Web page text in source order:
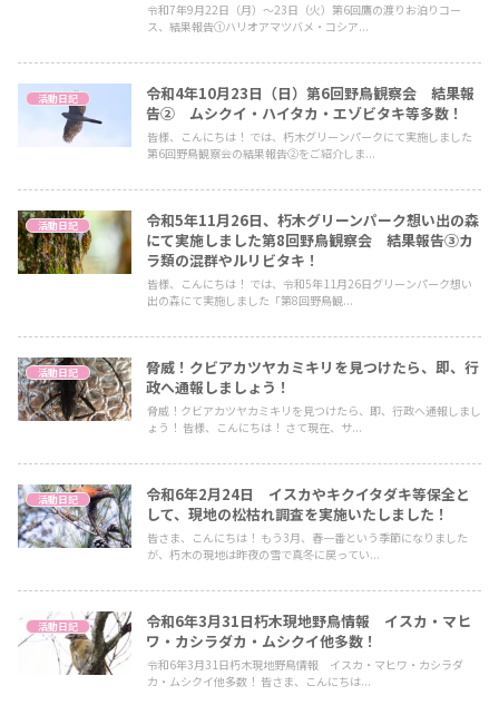
令和7年9月22日（月）～23日（火）第6回鷹の渡りお泊りコー
ス、結果報告①ハリオアマツバメ・コシア...
活動日記
令和4年10月23日（日）第6回野鳥観察会 結果報
告② ムシクイ・ハイタカ・エゾビタキ等多数！
皆様、こんにちは！ では、朽木グリーンパークにて実施しました
第6回野鳥観察会の結果報告②をご紹介しま...
活動日記
令和5年11月26日、朽木グリーンパーク想い出の森
にて実施しました第8回野鳥観察会 結果報告③カ
ラ類の混群やルリビタキ！
皆様、こんにちは！ では、令和5年11月26日グリーンパーク想い
出の森にて実施しました「第8回野鳥観...
活動日記
脅威！クビアカツヤカミキリを見つけたら、即、行
政へ通報しましょう！
脅威！クビアカツヤカミキリを見つけたら、即、行政へ通報しまし
ょう！ 皆様、こんにちは！ さて現在、サ...
活動日記
令和6年2月24日 イスカやキクイタダキ等保全と
して、現地の松枯れ調査を実施いたしました！
皆さま、こんにちは！ もう3月、春一番という季節になりました
が、朽木の現地は昨夜の雪で真冬に戻ってい...
活動日記
令和6年3月31日朽木現地野鳥情報 イスカ・マヒ
ワ・カシラダカ・ムシクイ他多数！
令和6年3月31日朽木現地野鳥情報 イスカ・マヒワ・カシラダ
カ・ムシクイ他多数！ 皆さま、こんにちは...